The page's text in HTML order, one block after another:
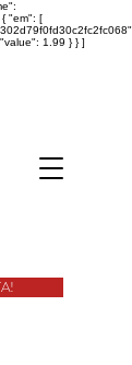
"em": [
1.99 } } ]